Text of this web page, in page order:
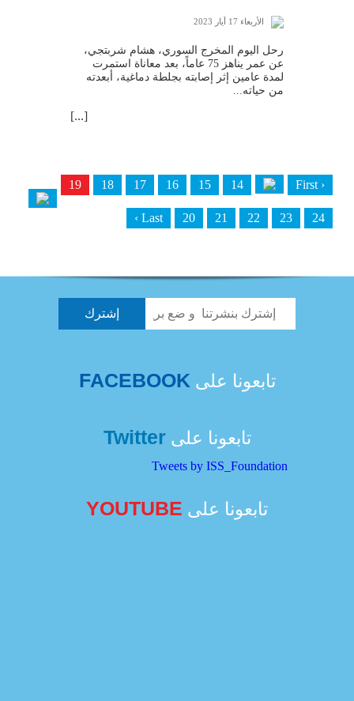
الأربعاء 17 أيار 2023
رحل اليوم المخرج السوري، هشام شربتجي،
عن عمر يناهز 75 عاماً، بعد معاناة استمرت
لمدة عامين إثر إصابته بجلطة دماغية، أبعدته
من حياته...
[...]
‹ First
14
15
16
17
18
19
20 21 22 23 24
Last ›
تابعونا على FACEBOOK
تابعونا علىTwitter
Tweets by ISS_Foundation
تابعونا على YOUTUBE